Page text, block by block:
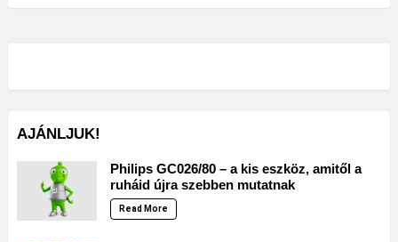
AJÁNLJUK!
Philips GC026/80 – a kis eszköz, amitől a
ruháid újra szebben mutatnak
Read More